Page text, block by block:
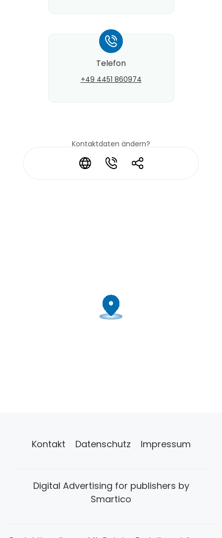
* * *
*
Telefon
+49 4451 860974
Kontaktdaten ändern?
Kontakt Datenschutz Impressum
Digital Advertising for publishers by
Smartico